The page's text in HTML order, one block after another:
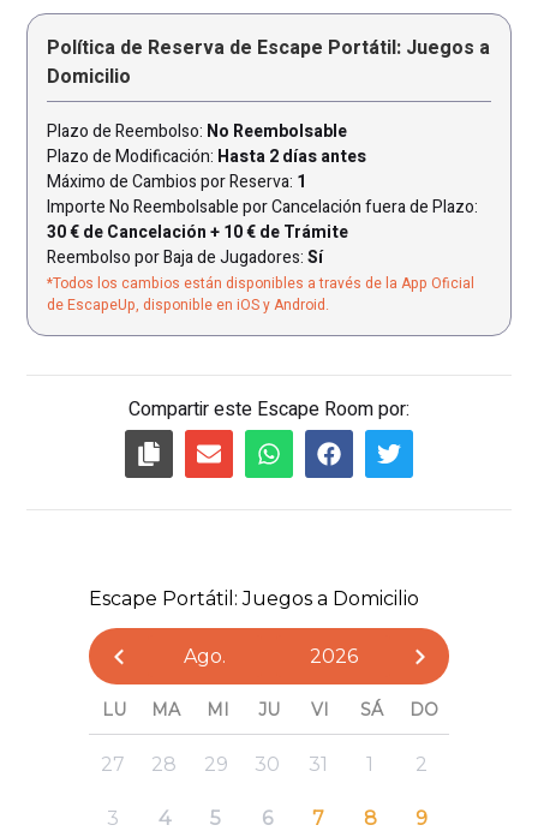
Política de Reserva de Escape Portátil: Juegos a
Domicilio
Plazo de Reembolso: No Reembolsable
Plazo de Modificación: Hasta 2 días antes
Máximo de Cambios por Reserva: 1
Importe No Reembolsable por Cancelación fuera de Plazo:
30 € de Cancelación + 10 € de Trámite
Reembolso por Baja de Jugadores: Sí
*Todos los cambios están disponibles a través de la App Oficial
de EscapeUp, disponible en iOS y Android.
Compartir este Escape Room por: